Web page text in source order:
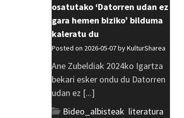
osatutako ‘Datorren udan ez
gara hemen biziko’ bilduma
kaleratu du
Posted on 2026-05-07 byKulturSharea
Ane Zubeldiak 2024ko Igartza
bekari esker ondu du Datorren
udan ez [...]
Bideo_albisteak literatura